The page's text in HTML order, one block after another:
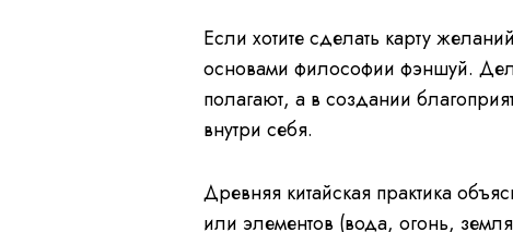
Если хотите сделать карту
основами философии фэншуй.
полагают, а в создании
внутри себя.
Древняя китайская практика
или элементов (вода, огонь,